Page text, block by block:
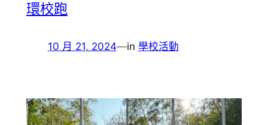
環校跑
10 月 21, 2024—in 學校活動